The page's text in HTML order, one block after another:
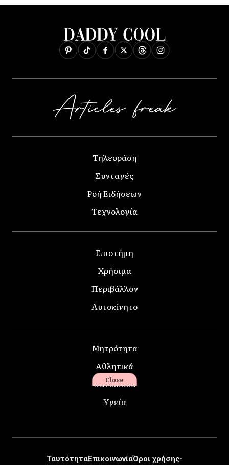
Τηλεοράση
Συνταγές
Ροή Ειδήσεων
Τεχνολογία
Επιστήμη
Χρήσιμα
Περιβάλλον
Αυτοκίνητο
Μητρότητα
Αθλητικά
Κατοικίδια
Υγεία
ΤαυτότηταΕπικοινωνίαΌροι χρήσης-
Close